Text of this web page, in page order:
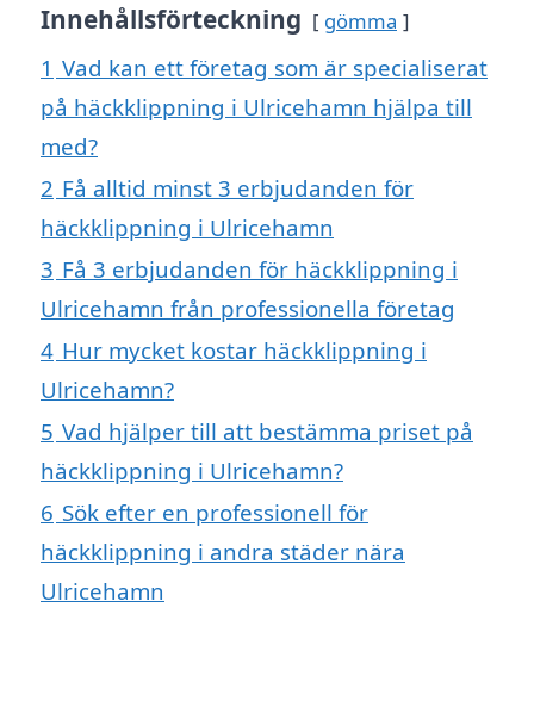
Innehållsförteckning gömma
1 Vad kan ett företag som är specialiserat
på häckklippning i Ulricehamn hjälpa till
med?
2 Få alltid minst 3 erbjudanden för
häckklippning i Ulricehamn
3 Få 3 erbjudanden för häckklippning i
Ulricehamn från professionella företag
4 Hur mycket kostar häckklippning i
Ulricehamn?
5 Vad hjälper till att bestämma priset på
häckklippning i Ulricehamn?
6 Sök efter en professionell för
häckklippning i andra städer nära
Ulricehamn